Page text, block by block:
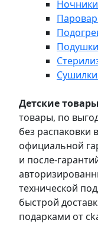
Ночники
Детские товары
товары, по
без распаковки
официальной
и после-
технической
быстрой
подарками от